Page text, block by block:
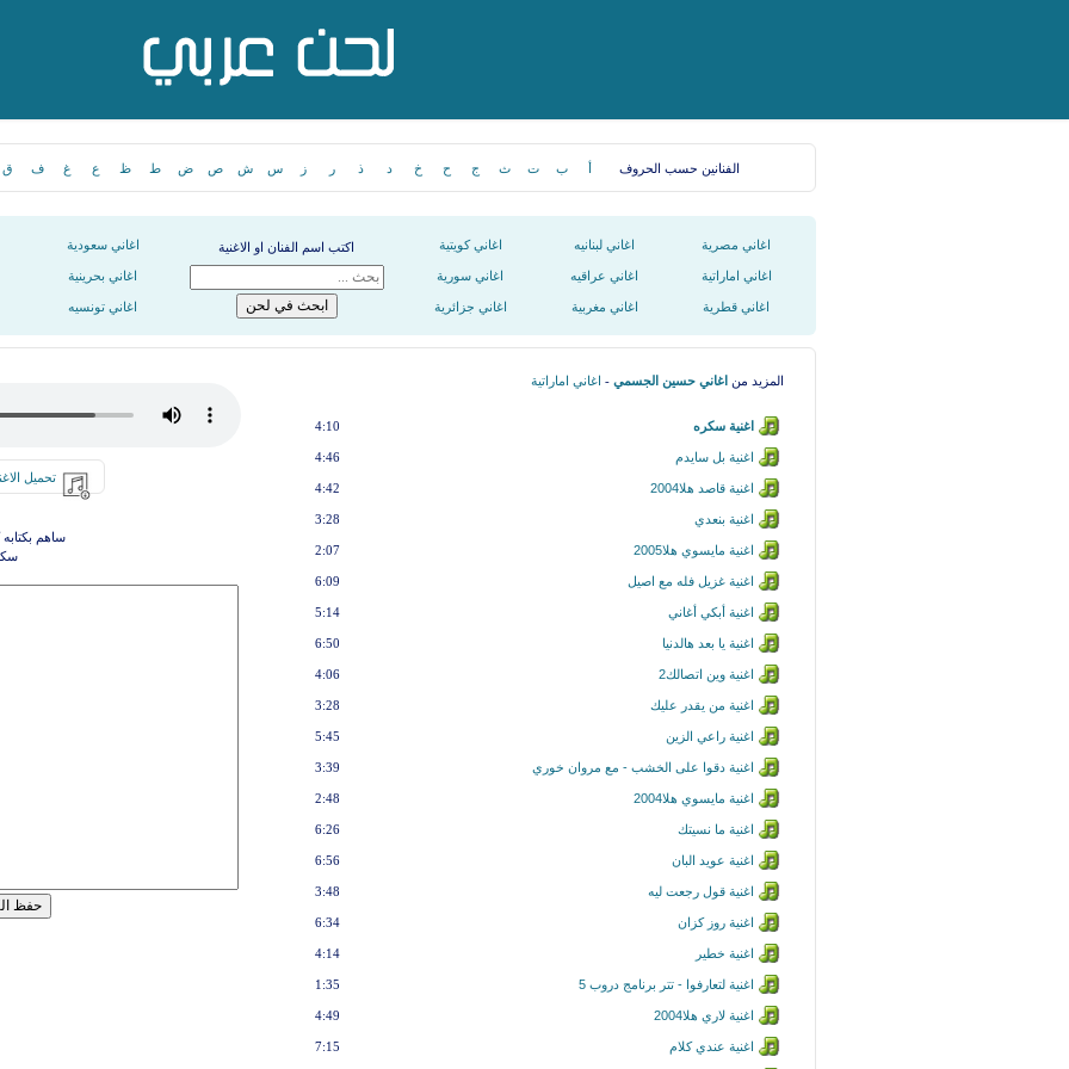
الفنانين حسب الحروف أ ب ت ث ج ح خ د ذ ر ز س ش ص ض ط ظ ع غ ف ق
اغاني مصرية اغاني لبنانيه اغاني كويتية اكتب اسم الفنان او الاغنية اغاني سعودية
اغاني اماراتية اغاني عراقيه اغاني سورية اغاني بحرينية
اغاني قطرية اغاني مغربية اغاني جزائرية اغاني تونسيه
المزيد من اغاني حسين الجسمي - اغاني اماراتية
اغنية سكره 4:10
اغنية بل سايدم 4:46
اغنية قاصد هلا2004 4:42
اغنية بنعدي 3:28
اغنية مايسوي هلا2005 2:07
اغنية غزيل فله مع اصيل 6:09
اغنية أبكي أغاني 5:14
اغنية يا بعد هالدنيا 6:50
اغنية وين اتصالك2 4:06
اغنية من يقدر عليك 3:28
اغنية راعي الزين 5:45
اغنية دقوا على الخشب - مع مروان خوري 3:39
اغنية مايسوي هلا2004 2:48
اغنية ما نسيتك 6:26
اغنية عويد البان 6:56
اغنية قول رجعت ليه 3:48
اغنية روز كزان 6:34
اغنية خطير 4:14
اغنية لتعارفوا - تتر برنامج دروب 5 1:35
اغنية لاري هلا2004 4:49
اغنية عندي كلام 7:15
تحميل
ساهم بكتابه